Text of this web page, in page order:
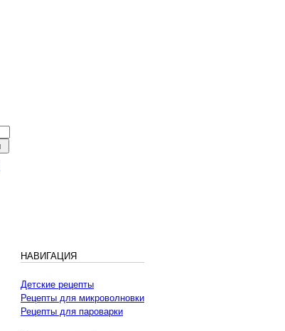
НАВИГАЦИЯ
Детские рецепты
Рецепты для микроволновки
Рецепты для пароварки